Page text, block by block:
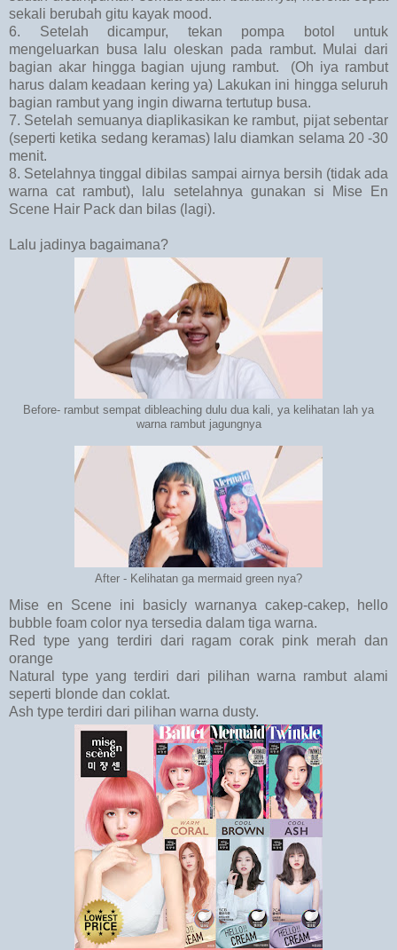
sekali berubah gitu kayak mood.
6. Setelah dicampur, tekan pompa botol untuk
mengeluarkan busa lalu oleskan pada rambut. Mulai dari
bagian akar hingga bagian ujung rambut. (Oh iya rambut
harus dalam keadaan kering ya) Lakukan ini hingga seluruh
bagian rambut yang ingin diwarna tertutup busa.
7. Setelah semuanya diaplikasikan ke rambut, pijat sebentar
(seperti ketika sedang keramas) lalu diamkan selama 20 -30
menit.
8. Setelahnya tinggal dibilas sampai airnya bersih (tidak ada
warna cat rambut), lalu setelahnya gunakan si Mise En
Scene Hair Pack dan bilas (lagi).
Lalu jadinya bagaimana?
Before- rambut sempat dibleaching dulu dua kali, ya kelihatan lah ya
warna rambut jagungnya
After - Kelihatan ga mermaid green nya?
Mise en Scene ini basicly warnanya cakep-cakep, hello
bubble foam color nya tersedia dalam tiga warna.
Red type yang terdiri dari ragam corak pink merah dan
orange
Natural type yang terdiri dari pilihan warna rambut alami
seperti blonde dan coklat.
Ash type terdiri dari pilihan warna dusty.